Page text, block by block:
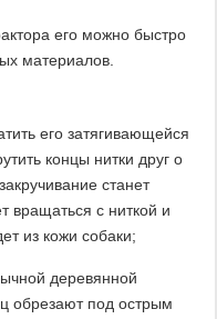
его можно быстро
материалов.
его затягивающейся
концы нитки друг о
станет
вращаться с ниткой и
из кожи собаки;
деревянной
обрезают под острым